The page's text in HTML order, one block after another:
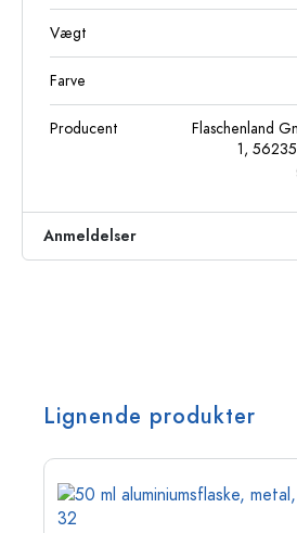
Vægt
Farve
Producent
Flaschenland
1, 56235
Anmeldelser
Lignende produkter